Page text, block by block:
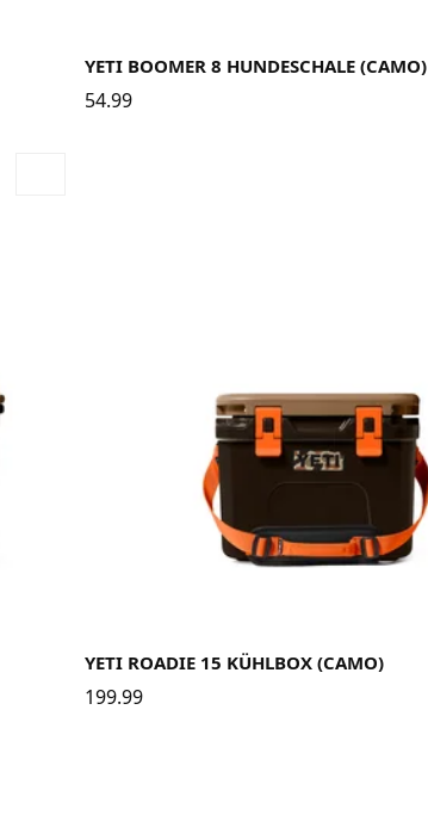
YETI BOOMER 8 HUNDESCHALE (CAMO)
54.99
YETI ROADIE 15 KÜHLBOX (CAMO)
199.99